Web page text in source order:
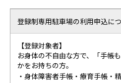
登録制専用駐車場の利用申込に
【登録対象者】
お身体の不自由な方で、「手帳
かをお持ちの方。
・身体障害者手帳・療育手帳・